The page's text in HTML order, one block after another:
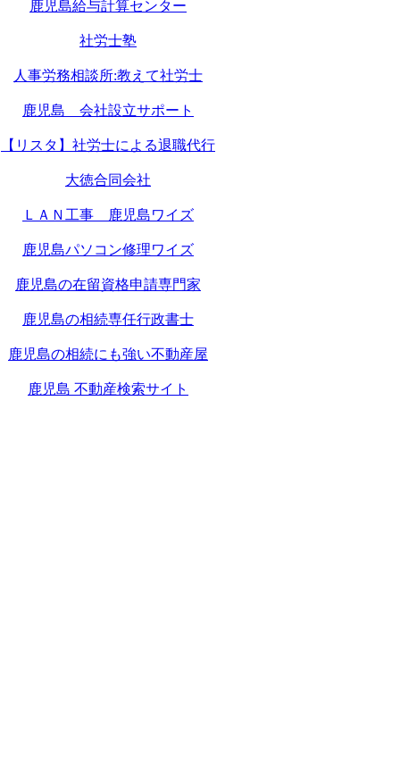
鹿児島給与計算センター
社労士塾
人事労務相談所:教えて社労士
鹿児島 会社設立サポート
【リスタ】社労士による退職代行
大徳合同会社
ＬＡＮ工事 鹿児島ワイズ
鹿児島パソコン修理ワイズ
鹿児島の在留資格申請専門家
鹿児島の相続専任行政書士
鹿児島の相続にも強い不動産屋
鹿児島 不動産検索サイト